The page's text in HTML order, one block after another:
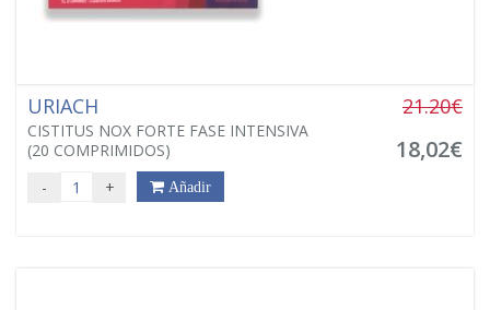
URIACH
CISTITUS NOX FORTE FASE INTENSIVA
(20 COMPRIMIDOS)
21.20€
18,02€
- + Añadir